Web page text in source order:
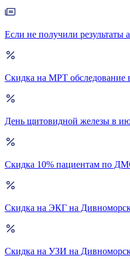
Если не получили результаты
Скидка на МРТ обследование
День щитовидной железы в
Скидка 10% пациентам по
Скидка на ЭКГ на
Скидка на УЗИ на